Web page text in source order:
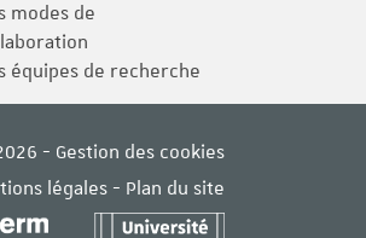
modes de
équipes de recherche
- Gestion des cookies
légales - Plan du site